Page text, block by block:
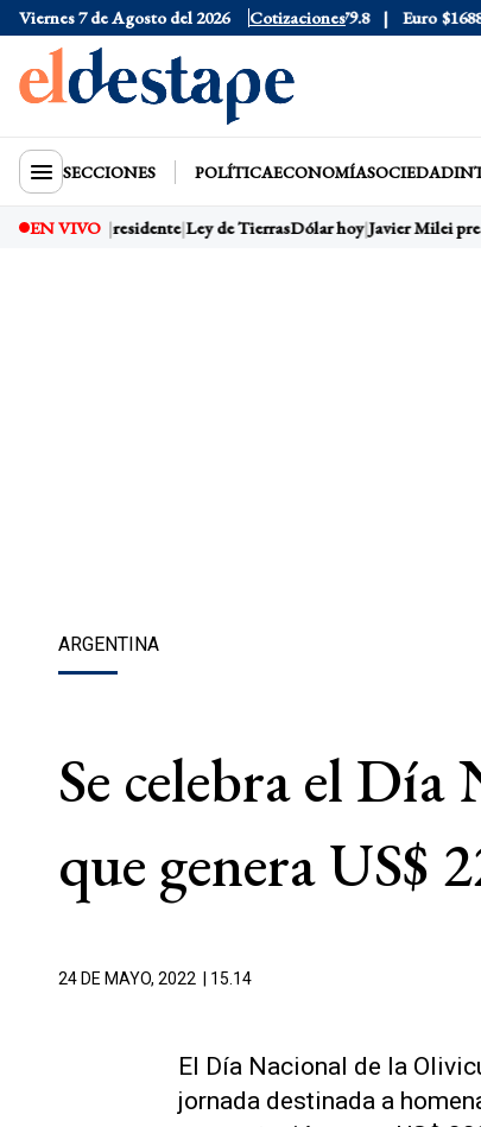
Viernes 7 de Agosto del 2026 Cotizaciones
Dólar Blue $1525 Dólar CCL $1579.8 Euro $1688.03
SECCIONES POLÍTICAECONOMÍASOCIEDAD
EN VIVO
Javier Milei presidente Ley de TierrasDólar hoy Javier Milei
ARGENTINA
Se celebra el
que genera US$
24 DE MAYO, 2022 | 15.14
El Día Nacional de la
jornada destinada a